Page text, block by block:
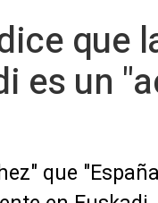
que
es un
que